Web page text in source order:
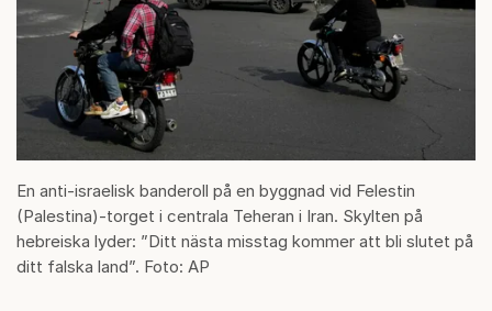
En anti-israelisk banderoll på en byggnad vid Felestin
(Palestina)-torget i centrala Teheran i Iran. Skylten på
hebreiska lyder: ”Ditt nästa misstag kommer att bli slutet på
ditt falska land”. Foto: AP